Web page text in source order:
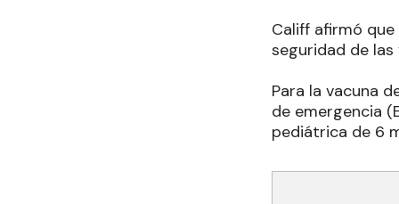
Califf afirmó
seguridad de las
Para la vacuna
de emergencia
pediátrica de 6